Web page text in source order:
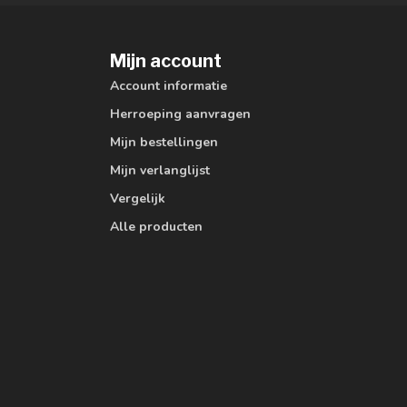
Mijn account
Account informatie
Herroeping aanvragen
Mijn bestellingen
Mijn verlanglijst
Vergelijk
Alle producten